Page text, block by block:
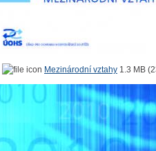
Mezinárodní vztahy 1.3 MB